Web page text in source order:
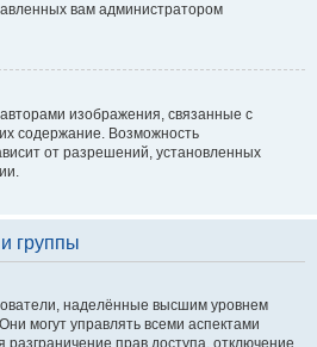
вам администратором
изображения, связанные с
содержание. Возможность
от разрешений, установленных
группы
наделённые высшим уровнем
могут управлять всеми аспектами
прав доступа, отключение